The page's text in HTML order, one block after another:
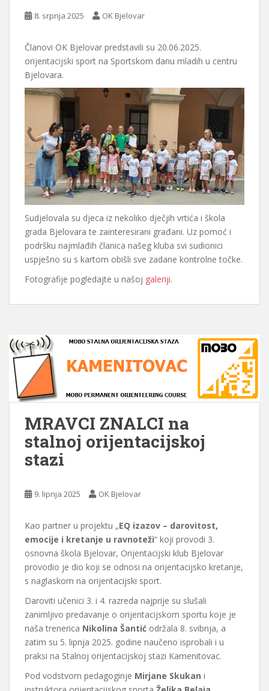
8. srpnja 2025 OK Bjelovar
Članovi OK Bjelovar predstavili su 20.06.2025.
orijentacijski sport na Sportskom danu mladih u centru
Bjelovara.
Sudjelovala su djeca iz nekoliko dječjih vrtića i škola
grada Bjelovara te zainteresirani građani. Uz pomoć i
podršku najmlađih članica našeg kluba svi sudionici
uspješno su s kartom obišli sve zadane kontrolne točke.
Fotografije pogledajte u našoj galeriji.
MRAVCI ZNALCI na
stalnoj orijentacijskoj
stazi
9. lipnja 2025 OK Bjelovar
Kao partner u projektu „EQ izazov – darovitost,
emocije i kretanje u ravnoteži“ koji provodi 3.
osnovna škola Bjelovar, Orijentacijski klub Bjelovar
provodio je dio koji se odnosi na orijentacijsko kretanje,
s naglaskom na orijentacijski sport.
Daroviti učenici 3. i 4. razreda najprije su slušali
zanimljivo predavanje o orijentacijskom sportu koje je
naša trenerica Nikolina Šantić održala 8. svibnja, a
zatim su 5. lipnja 2025. godine naučeno isprobali i u
praksi na Stalnoj orijentacijskoj stazi Kamenitovac.
Pod vodstvom pedagoginje Mirjane Skukan i